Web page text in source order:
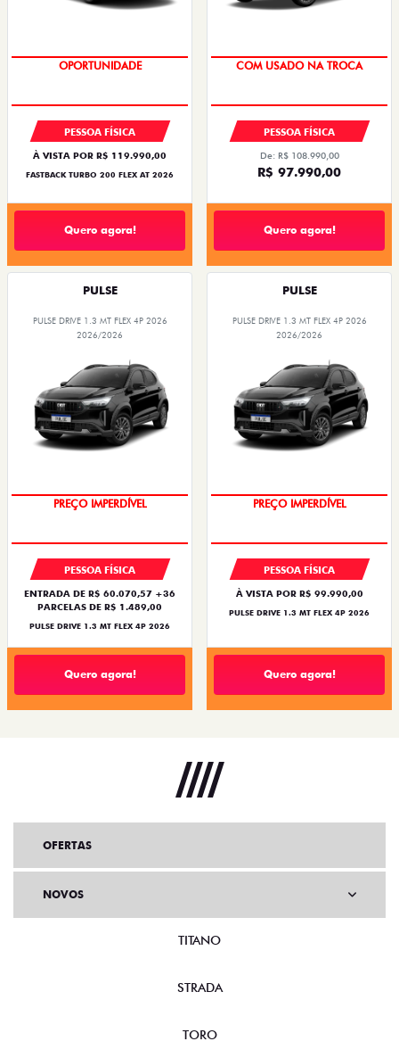
OPORTUNIDADE
PESSOA FÍSICA
À VISTA POR R$ 119.990,00
FASTBACK TURBO 200 FLEX AT 2026
Quero agora!
SUPER DESCONTO
PESSOA FÍSICA
De: R$ 108.990,00
R$ 97.990,00
Quero agora!
PULSE
PULSE DRIVE 1.3 MT FLEX 4P 2026
2026/2026
OPORTUNIDADE
PESSOA FÍSICA
ENTRADA DE R$ 60.070,57 +36
PARCELAS DE R$ 1.489,00
PULSE DRIVE 1.3 MT FLEX 4P 2026
Quero agora!
PULSE
PULSE DRIVE 1.3 MT FLEX 4P 2026
2026/2026
OPORTUNIDADE
PESSOA FÍSICA
À VISTA POR R$ 99.990,00
PULSE DRIVE 1.3 MT FLEX 4P 2026
Quero agora!
OFERTAS
NOVOS
TITANO
STRADA
TORO